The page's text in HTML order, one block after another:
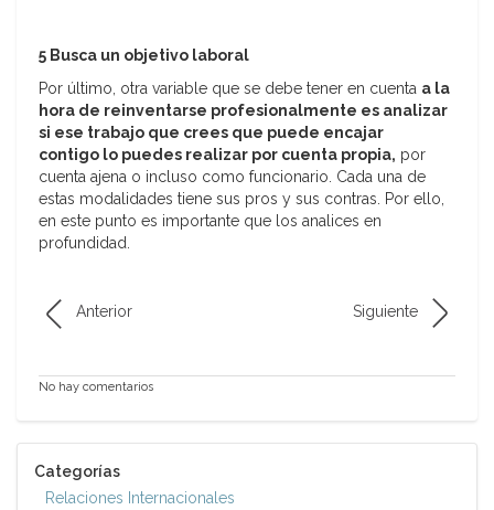
5 Busca un objetivo laboral
Por último, otra variable que se debe tener en cuenta a la
hora de reinventarse profesionalmente es analizar
si ese trabajo que crees que puede encajar
contigo lo puedes realizar por cuenta propia, por
cuenta ajena o incluso como funcionario. Cada una de
estas modalidades tiene sus pros y sus contras. Por ello,
en este punto es importante que los analices en
profundidad.
Anterior Siguiente
No hay comentarios
Categorías
Relaciones Internacionales